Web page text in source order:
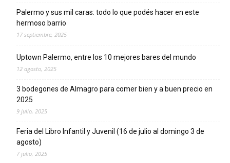
Palermo y sus mil caras: todo lo que podés hacer en este
hermoso barrio
17 septiembre, 2025
Uptown Palermo, entre los 10 mejores bares del mundo
12 agosto, 2025
3 bodegones de Almagro para comer bien y a buen precio en
2025
9 julio, 2025
Feria del Libro Infantil y Juvenil (16 de julio al domingo 3 de
agosto)
7 julio, 2025